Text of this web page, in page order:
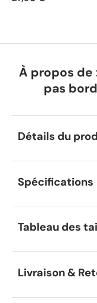
À propos de
pas
Détails du
Spécifications
Tableau des
Livraison &